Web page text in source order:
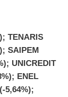
TENARIS
SAIPEM
UNICREDIT
ENEL
5,64%);